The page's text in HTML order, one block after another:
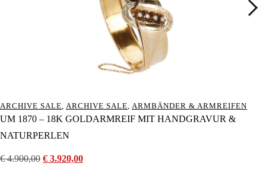
ARCHIVE SALE, ARCHIVE SALE, ARMBÄNDER & ARMREIFEN
UM 1870 – 18K GOLDARMREIF MIT HANDGRAVUR &
NATURPERLEN
€4.900,00 Ursprünglicher
€ 3.920,00